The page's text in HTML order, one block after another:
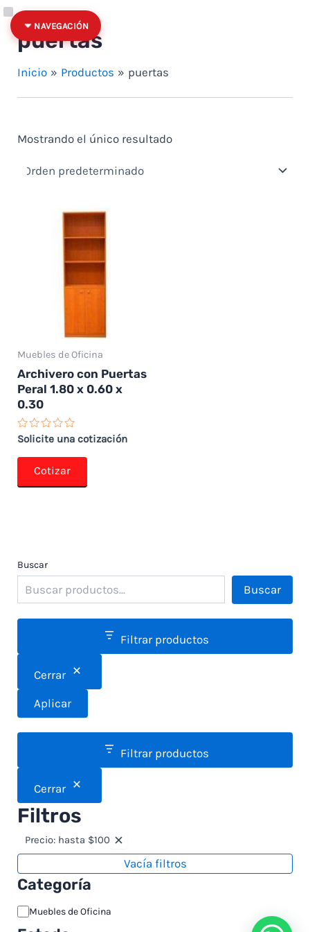
Ir al contenido
Buscar
Buscar
Filtrar productos
Cerrar
Aplicar
Filtrar productos
Cerrar
Filtros
Precio: hasta $100
Vacía filtros
Categoría
Categoría
Muebles de Oficina
Estado
NAVEGACIÓN
puertas
Inicio Productos puertas
Mostrando el único resultado
Muebles de Oficina
Archivero con Puertas
Peral 1.80 x 0.60 x
0.30
Valorado
0
Solicite una cotización
Cotizar